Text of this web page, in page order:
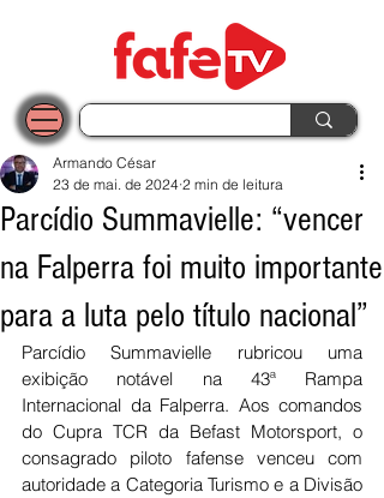
Parcídio Summavielle: “vencer
na Falperra foi muito importante
para a luta pelo título nacional”
Armando César
23 de mai. de 2024 2 min de leitura
Parcídio Summavielle rubricou uma
exibição notável na 43ª Rampa
Internacional da Falperra. Aos comandos
do Cupra TCR da Befast Motorsport, o
consagrado piloto fafense venceu com
autoridade a Categoria Turismo e a Divisão